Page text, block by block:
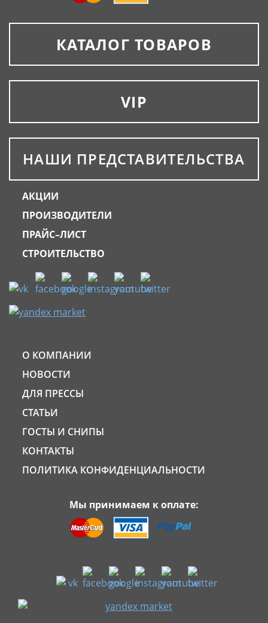
КАТАЛОГ ТОВАРОВ
VIP
НАШИ ПРЕДСТАВИТЕЛЬСТВА
АКЦИИ
ПРОИЗВОДИТЕЛИ
ПРАЙС–ЛИСТ
СТРОИТЕЛЬСТВО
О КОМПАНИИ
НОВОСТИ
ДЛЯ ПРЕССЫ
СТАТЬИ
ГОСТЫ И СНИПЫ
КОНТАКТЫ
ПОЛИТИКА КОНФИДЕНЦИАЛЬНОСТИ
Мы принимаем к оплате: